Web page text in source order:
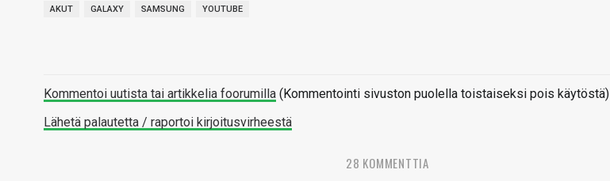
AKUT GALAXY SAMSUNG YOUTUBE
Kommentoi uutista tai artikkelia foorumilla (Kommentointi sivuston puolella toistaiseksi pois käytöstä)
Lähetä palautetta / raportoi kirjoitusvirheestä
28 KOMMENTTIA